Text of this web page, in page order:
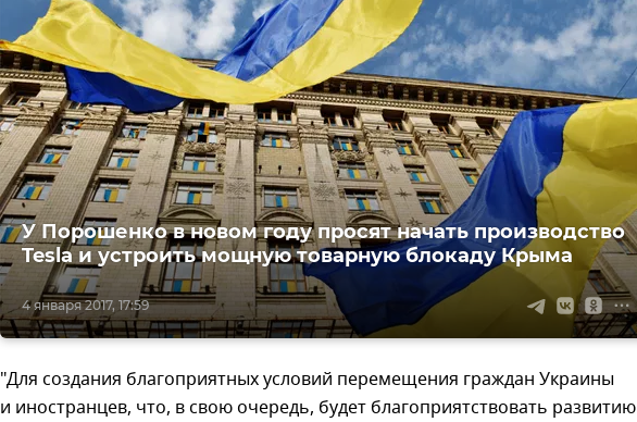
4 января 2017, 17:59
У Порошенко в новом году просят начать производство
Tesla и устроить мощную товарную блокаду Крыма
"Для создания благоприятных условий перемещения граждан Украины
и иностранцев, что, в свою очередь, будет благоприятствовать развитию